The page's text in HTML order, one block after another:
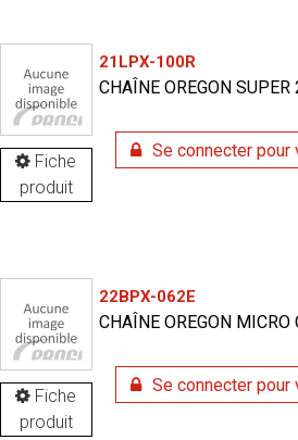
Fiche
produit
21LPX-100R
CHAÎNE OREGON
Se connecter pour
Fiche
produit
22BPX-062E
CHAÎNE OREGON
Se connecter pour